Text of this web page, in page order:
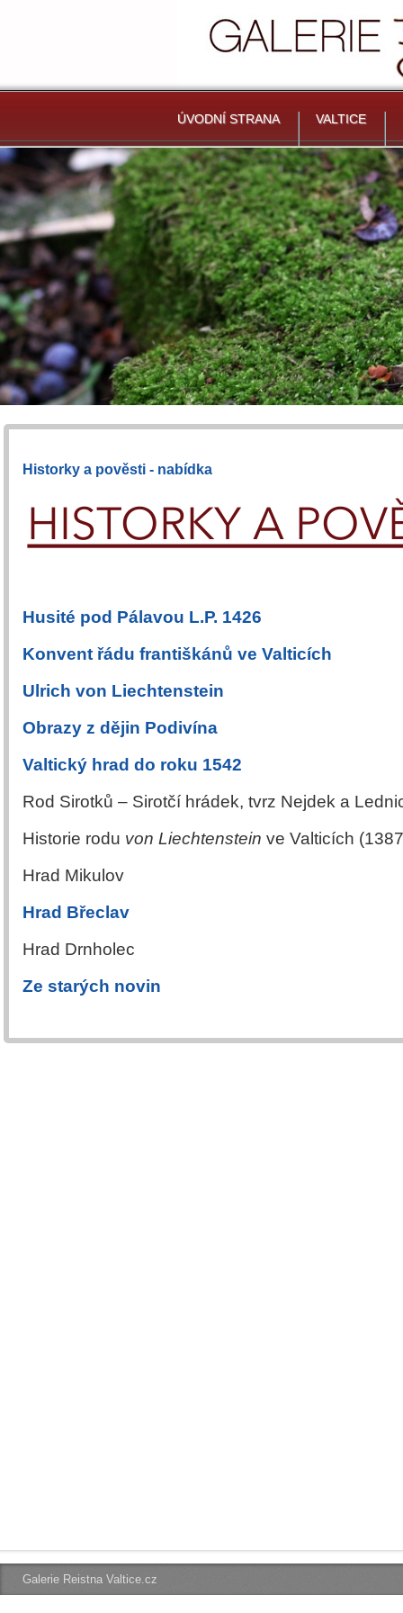
ÚVODNÍ STRANA VALTICE
Historky a pověsti - nabídka
Husité pod Pálavou L.P. 1426
Konvent řádu františkánů ve Valticích
Ulrich von Liechtenstein
Obrazy z dějin Podivína
Valtický hrad do roku 1542
Rod Sirotků – Sirotčí hrádek, tvrz Nejdek a
Historie rodu von Liechtenstein ve Valticích
Hrad Mikulov
Hrad Břeclav
Hrad Drnholec
Ze starých novin
Galerie Reistna Valtice.cz